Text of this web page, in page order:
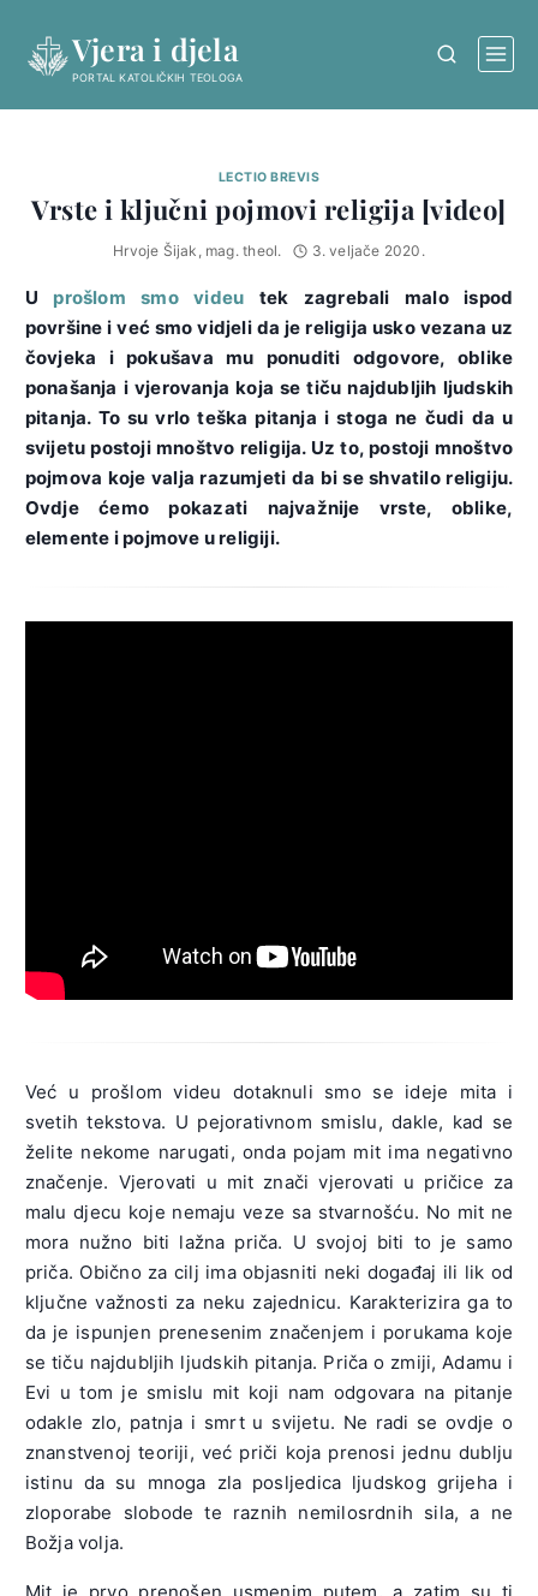
content
Vjera i djela
PORTAL KATOLIČKIH TEOLOGA
LECTIO BREVIS
Vrste i ključni pojmovi religija [video]
Hrvoje Šijak, mag. theol. 3. veljače 2020.
U prošlom smo videu tek zagrebali malo ispod
površine i već smo vidjeli da je religija usko vezana uz
čovjeka i pokušava mu ponuditi odgovore, oblike
ponašanja i vjerovanja koja se tiču najdubljih ljudskih
pitanja. To su vrlo teška pitanja i stoga ne čudi da u
svijetu postoji mnoštvo religija. Uz to, postoji mnoštvo
pojmova koje valja razumjeti da bi se shvatilo religiju.
Ovdje ćemo pokazati najvažnije vrste, oblike,
elemente i pojmove u religiji.
Već u prošlom videu dotaknuli smo se ideje mita i
svetih tekstova. U pejorativnom smislu, dakle, kad se
želite nekome narugati, onda pojam mit ima negativno
značenje. Vjerovati u mit znači vjerovati u pričice za
malu djecu koje nemaju veze sa stvarnošću. No mit ne
mora nužno biti lažna priča. U svojoj biti to je samo
priča. Obično za cilj ima objasniti neki događaj ili lik od
ključne važnosti za neku zajednicu. Karakterizira ga to
da je ispunjen prenesenim značenjem i porukama koje
se tiču najdubljih ljudskih pitanja. Priča o zmiji, Adamu i
Evi u tom je smislu mit koji nam odgovara na pitanje
odakle zlo, patnja i smrt u svijetu. Ne radi se ovdje o
znanstvenoj teoriji, već priči koja prenosi jednu dublju
istinu da su mnoga zla posljedica ljudskog grijeha i
zloporabe slobode te raznih nemilosrdnih sila, a ne
Božja volja.